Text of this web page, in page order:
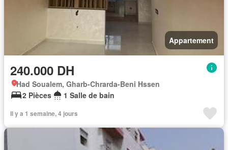
Appartement
240.000 DH
Had Soualem, Gharb-Chrarda-Beni Hssen
2 Pièces
1 Salle de bain
Il y a 1 semaine, 4 jours